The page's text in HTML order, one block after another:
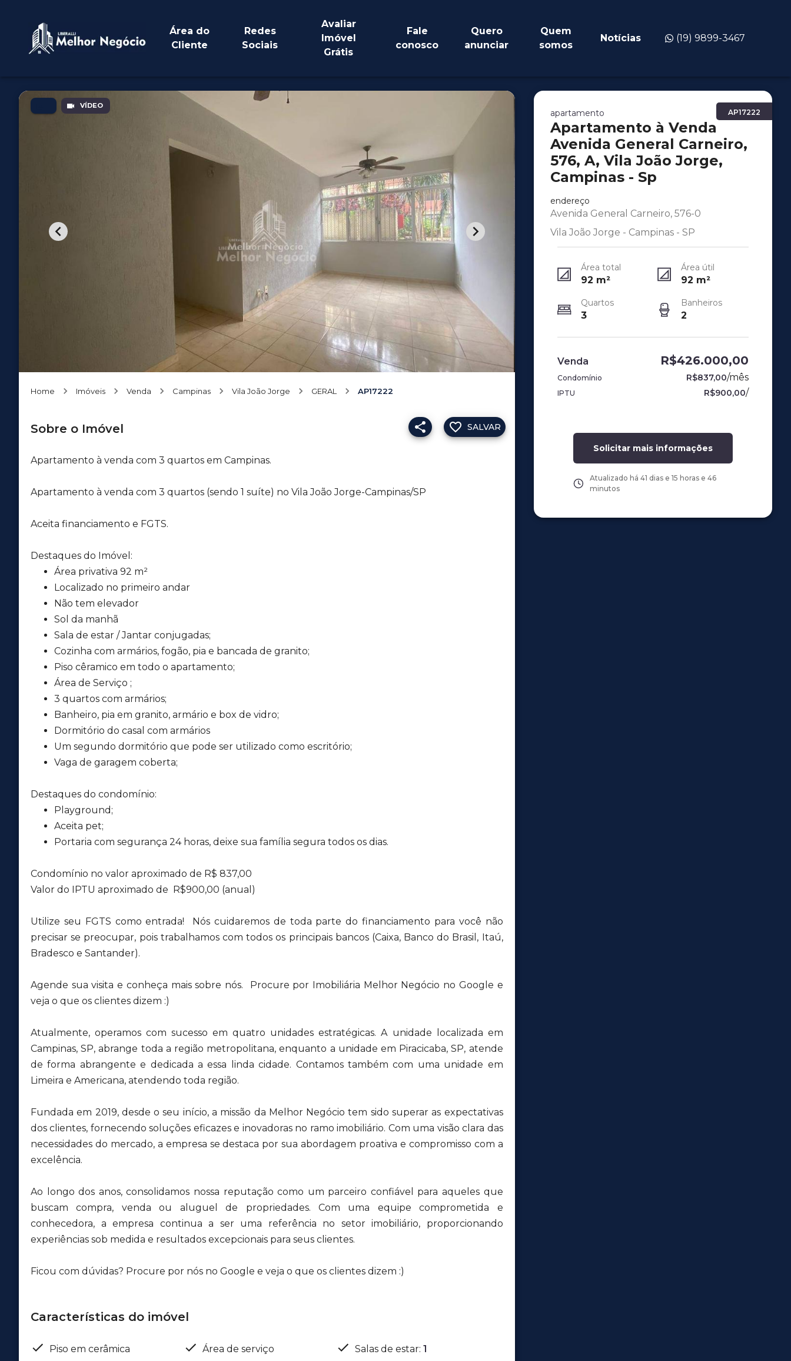
Área do
Cliente
Redes
Sociais
Avaliar
Imóvel
Grátis
Fale
conosco
Quero
anunciar
Quem
somos
Notícias (19) 9899-3467
VÍDEO
Home Imóveis Venda Campinas Vila João Jorge GERAL AP17222
Sobre o Imóvel
Apartamento à venda com 3 quartos em Campinas.
Apartamento à venda com 3 quartos (sendo 1 suíte) no Vila João Jorge-Campinas/SP
Aceita financiamento e FGTS.
Destaques do Imóvel:
Área privativa 92 m²
Localizado no primeiro andar
Não tem elevador
Sol da manhã
Sala de estar / Jantar conjugadas;
Cozinha com armários, fogão, pia e bancada de granito;
Piso cêramico em todo o apartamento;
Área de Serviço ;
3 quartos com armários;
Banheiro, pia em granito, armário e box de vidro;
Dormitório do casal com armários
Um segundo dormitório que pode ser utilizado como escritório;
Vaga de garagem coberta;
Destaques do condomínio:
Playground;
Aceita pet;
Portaria com segurança 24 horas, deixe sua família segura todos os dias.
Condomínio no valor aproximado de R$ 837,00
Valor do IPTU aproximado de R$900,00 (anual)
Utilize seu FGTS como entrada! Nós cuidaremos de toda parte do financiamento para você não
precisar se preocupar, pois trabalhamos com todos os principais bancos (Caixa, Banco do Brasil, Itaú,
Bradesco e Santander).
Agende sua visita e conheça mais sobre nós. Procure por Imobiliária Melhor Negócio no Google e
veja o que os clientes dizem :)
Atualmente, operamos com sucesso em quatro unidades estratégicas. A unidade localizada em
Campinas, SP, abrange toda a região metropolitana, enquanto a unidade em Piracicaba, SP, atende
de forma abrangente e dedicada a essa linda cidade. Contamos também com uma unidade em
Limeira e Americana, atendendo toda região.
Fundada em 2019, desde o seu início, a missão da Melhor Negócio tem sido superar as expectativas
dos clientes, fornecendo soluções eficazes e inovadoras no ramo imobiliário. Com uma visão clara das
necessidades do mercado, a empresa se destaca por sua abordagem proativa e compromisso com a
excelência.
Ao longo dos anos, consolidamos nossa reputação como um parceiro confiável para aqueles que
buscam compra, venda ou aluguel de propriedades. Com uma equipe comprometida e
conhecedora, a empresa continua a ser uma referência no setor imobiliário, proporcionando
experiências sob medida e resultados excepcionais para seus clientes.
Ficou com dúvidas? Procure por nós no Google e veja o que os clientes dizem :)
SALVAR
Características do imóvel
Piso em cerâmica Área de serviço Salas de estar:1
AP17222
apartamento
Apartamento à Venda
Avenida General Carneiro,
576, A, Vila João Jorge,
Campinas - Sp
endereço
Avenida General Carneiro, 576-0
Vila João Jorge - Campinas - SP
Área total
92 m²
Área útil
92 m²
Quartos
3
Banheiros
2
Venda R$426.000,00
Condomínio R$837,00/mês
IPTU R$900,00/
Solicitar mais informações
Atualizado há 41 dias e 15 horas e 46
minutos